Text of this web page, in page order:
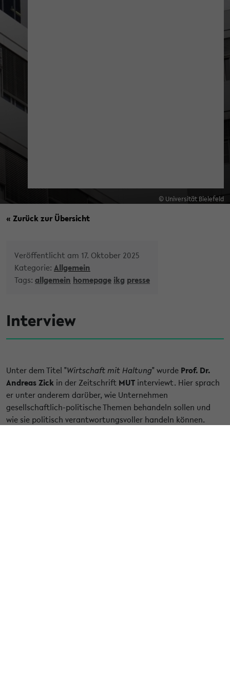
© Universität Bielefeld
« Zurück zur Übersicht
Veröffentlicht am 17. Oktober 2025
Kategorie: Allgemein
Tags: allgemein homepage ikg presse
Interview
Unter dem Titel "Wirtschaft mit Haltung" wurde Prof. Dr.
Andreas Zick in der Zeitschrift MUT interviewt. Hier sprach
er unter anderem darüber, wie Unternehmen
gesellschaftlich-politische Themen behandeln sollen und
wie sie politisch verantwortungsvoller handeln können.